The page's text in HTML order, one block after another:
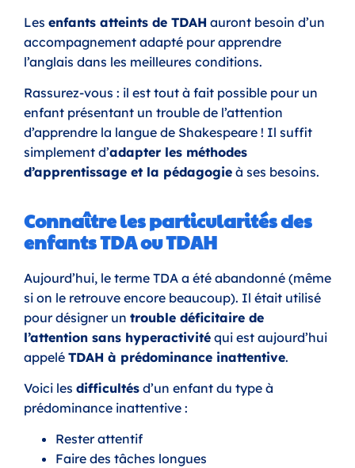
Les enfants atteints de TDAH auront besoin d’un
accompagnement adapté pour apprendre
l’anglais dans les meilleures conditions.
Rassurez-vous : il est tout à fait possible pour un
enfant présentant un trouble de l’attention
d’apprendre la langue de Shakespeare ! Il suffit
simplement d’adapter les méthodes
d’apprentissage et la pédagogie à ses besoins.
Connaître les particularités des
enfants TDA ou TDAH
Aujourd’hui, le terme TDA a été abandonné (même
si on le retrouve encore beaucoup). Il était utilisé
pour désigner un trouble déficitaire de
l’attention sans hyperactivité qui est aujourd’hui
appelé TDAH à prédominance inattentive.
Voici les difficultés d’un enfant du type à
prédominance inattentive :
Rester attentif
Faire des tâches longues